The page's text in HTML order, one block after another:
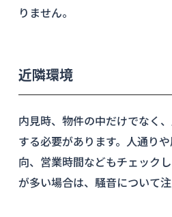
りません。
近隣環境
内見時、物件の中だけでなく
する必要があります。人通り
向、営業時間などもチェック
が多い場合は、騒音について注